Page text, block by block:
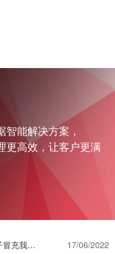
能解决方案，
更高效，让客户更满
关于近期有不法分子冒充我公司实施诈骗活动的公示函
17/06/2022